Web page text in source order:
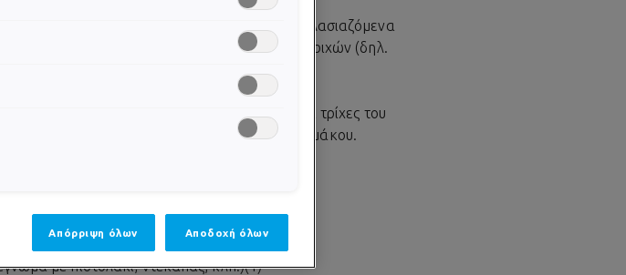
που στοχεύουν ειδικά τα τ αχέως πολλαπλασιαζόμενα
κύτταρα αλλά και στους βολβούς των τριχών (δηλ.
των τριχών του σώματος. Τα μαλλιά και οι τρίχες του
σώμα θα έχει αποβάλει κάθε ίχνος του φαρμάκου.
νερό(1)
με πιστολάκι, ντεκαπάζ, κλπ.)(1)
Απόρριψη όλων Αποδοχή όλων